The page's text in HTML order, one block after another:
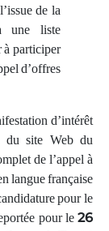
de la
une liste
à participer
d’offres.
d’intérêt
du site Web du
de l’appel à
langue française.
pour le
pour le 26